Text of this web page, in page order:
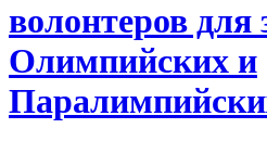
волонтеров для
Олимпийских и